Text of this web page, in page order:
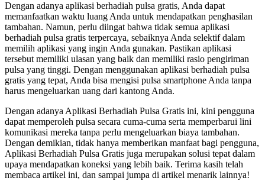
Dengan adanya aplikasi berhadiah pulsa gratis, Anda dapat
memanfaatkan waktu luang Anda untuk mendapatkan penghasilan
tambahan. Namun, perlu diingat bahwa tidak semua aplikasi
berhadiah pulsa gratis terpercaya, sebaiknya Anda selektif dalam
memilih aplikasi yang ingin Anda gunakan. Pastikan aplikasi
tersebut memiliki ulasan yang baik dan memiliki rasio pengiriman
pulsa yang tinggi. Dengan menggunakan aplikasi berhadiah pulsa
gratis yang tepat, Anda bisa mengisi pulsa smartphone Anda tanpa
harus mengeluarkan uang dari kantong Anda.
Dengan adanya Aplikasi Berhadiah Pulsa Gratis ini, kini pengguna
dapat memperoleh pulsa secara cuma-cuma serta memperbarui lini
komunikasi mereka tanpa perlu mengeluarkan biaya tambahan.
Dengan demikian, tidak hanya memberikan manfaat bagi pengguna,
Aplikasi Berhadiah Pulsa Gratis juga merupakan solusi tepat dalam
upaya mendapatkan koneksi yang lebih baik. Terima kasih telah
membaca artikel ini, dan sampai jumpa di artikel menarik lainnya!